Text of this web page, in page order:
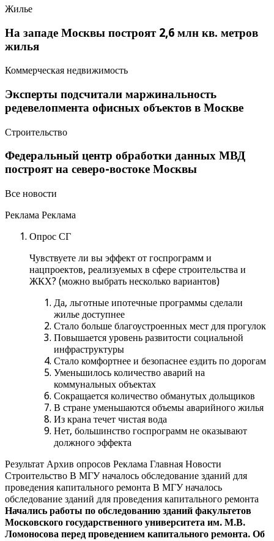
Жилье
На западе Москвы построят 2,6 млн кв. метров
жилья
Коммерческая недвижимость
Эксперты подсчитали маржинальность
редевелопмента офисных объектов в Москве
Строительство
Федеральный центр обработки данных МВД
построят на северо-востоке Москвы
Все новости
Реклама Реклама
Опрос СГ
Чувствуете ли вы эффект от госпрограмм и
нацпроектов, реализуемых в сфере строительства и
ЖКХ? (можно выбрать несколько вариантов)
Да, льготные ипотечные программы сделали
жилье доступнее
Стало больше благоустроенных мест для прогулок
Повышается уровень развитости социальной
инфраструктуры
Стало комфортнее и безопаснее ездить по дорогам
Уменьшилось количество аварий на
коммунальных объектах
Сокращается количество обманутых дольщиков
В стране уменьшаются объемы аварийного жилья
Из крана течет чистая вода
Нет, большинство госпрограмм не оказывают
должного эффекта
Результат Архив опросов Реклама Главная Новости
Строительство В МГУ началось обследование зданий для
проведения капитального ремонта В МГУ началось
обследование зданий для проведения капитального ремонта
Начались работы по обследованию зданий факультетов
Московского государственного университета им. М.В.
Ломоносова перед проведением капитального ремонта. Об